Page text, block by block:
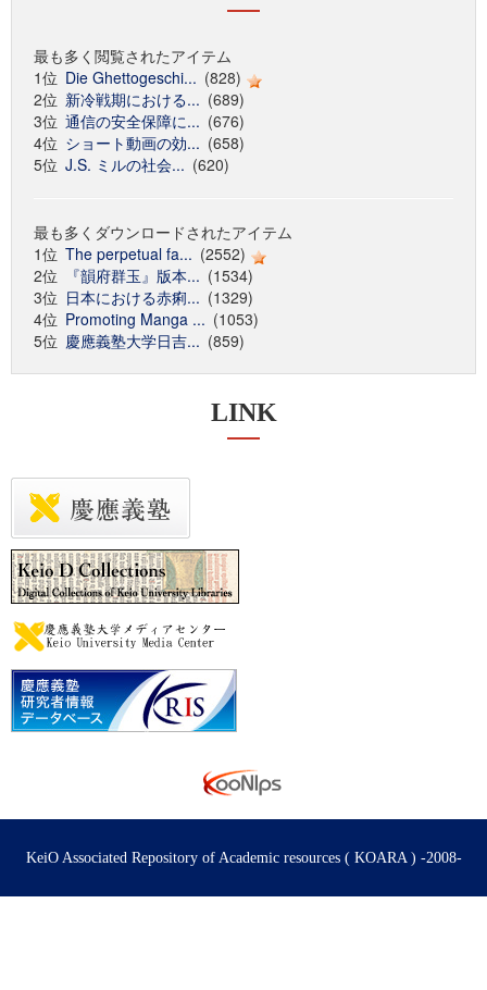
最も多く閲覧されたアイテム
1位 Die Ghettogeschi... (828)
2位 新冷戦期における... (689)
3位 通信の安全保障に... (676)
4位 ショート動画の効... (658)
5位 J.S. ミルの社会... (620)
最も多くダウンロードされたアイテム
1位 The perpetual fa... (2552)
2位
『韻府群玉』版本... (1534)
3位 日本における赤痢... (1329)
4位 Promoting Manga ... (1053)
5位 慶應義塾大学日吉... (859)
LINK
KeiO Associated Repository of Academic resources ( KOARA ) -2008-